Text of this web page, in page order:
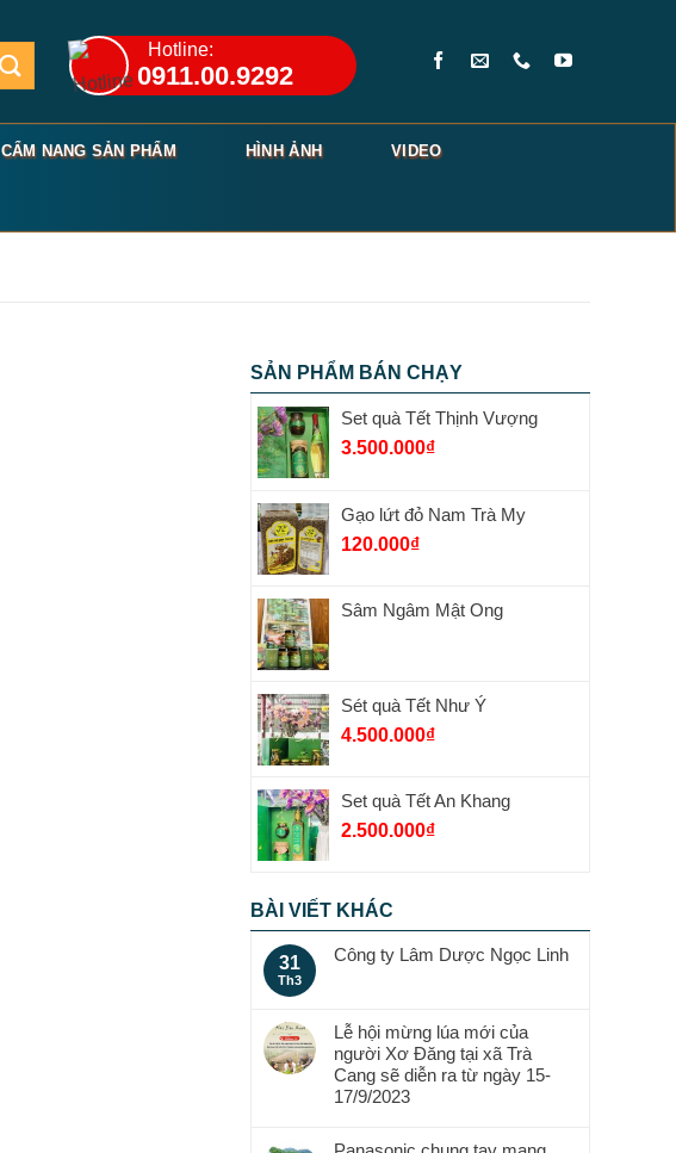
Hotline:
0911.00.9292
CẨM NANG SẢN PHẨM HÌNH ẢNH VIDEO
SẢN PHẨM BÁN CHẠY
Set quà Tết Thịnh Vượng
3.500.000₫
Gạo lứt đỏ Nam Trà My
120.000₫
Sâm Ngâm Mật Ong
Sét quà Tết Như Ý
4.500.000₫
Set quà Tết An Khang
2.500.000₫
BÀI VIẾT KHÁC
31
Th3
Công ty Lâm Dược Ngọc Linh
Lễ hội mừng lúa mới của
người Xơ Đăng tại xã Trà
Cang sẽ diễn ra từ ngày 15-
17/9/2023